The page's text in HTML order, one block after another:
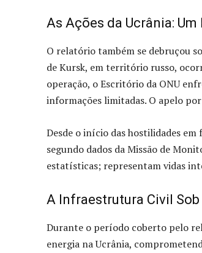
As Ações da Ucrânia:
O relatório também se debruçou
de Kursk, em território russo,
operação, o Escritório da ONU
informações limitadas. O apelo
Desde o início das hostilidades
segundo dados da Missão de
estatísticas; representam vidas
A Infraestrutura Civil
Durante o período coberto pelo
energia na Ucrânia,